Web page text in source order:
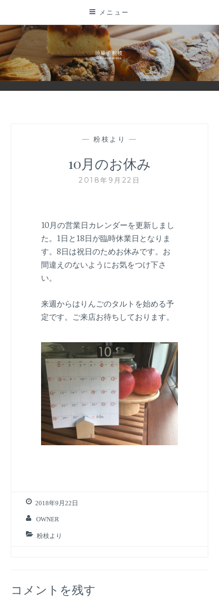
テ
ン
ツ
に
メニュー
— 粉枝より —
10月のお休み
2018年9月22日
10月の営業日カレンダーを更新しまし
た。1日と18日が臨時休業日となりま
す。8日は祝日のためお休みです。お
間違えのないようにお気をつけ下さ
い。
来週からはりんごのタルトを始める予
定です。ご来店お待ちしております。
2018年9月22日
OWNER
粉枝より
コメントを残す